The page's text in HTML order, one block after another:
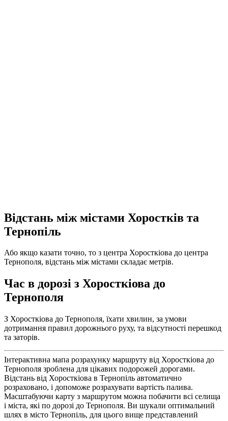
Відстань між містами Хоростків та
Тернопіль
Або якщо казати точно, то з центра Хоросткіова до центра
Тернополя, відстань між містами складає метрів.
Час в дорозі з Хоросткіова до
Тернополя
З Хоросткіова до Тернополя, їхати хвилин, за умови
дотримання правил дорожнього руху, та відсутності перешкод
та заторів.
Інтерактивна мапа розрахунку маршруту від Хоросткіова до
Тернополя зроблена для цікавих подорожей дорогами.
Відстань від Хоросткіова в Тернопіль автоматично
розраховано, і допоможе розрахувати вартість палива.
Масштабуючи карту з маршрутом можна побачити всі селища
і міста, які по дорозі до Тернополя. Ви шукали оптимальний
шлях в місто Тернопіль, для цього вище представлений